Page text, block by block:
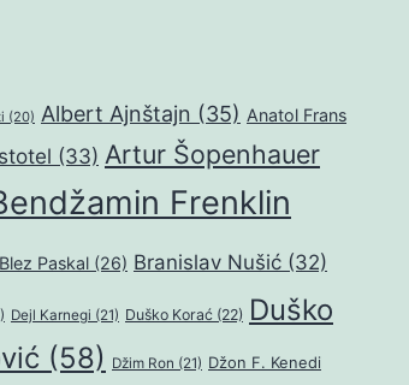
(20) Albert Ajnštajn (35) Anatol Frans
(33) Artur Šopenhauer
Frenklin
Blez Paskal (26) Branislav Nušić (32)
Dejl Karnegi (21) Duško Korać (22) Duško
(58) Džim Ron (21) Džon F. Kenedi